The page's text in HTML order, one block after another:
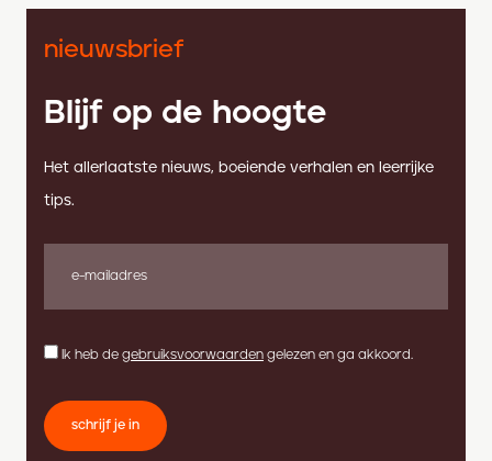
nieuwsbrief
Blijf op de hoogte
Het allerlaatste nieuws, boeiende verhalen en leerrijke
tips.
Ik heb de gebruiksvoorwaarden gelezen en ga akkoord.
schrijf je in